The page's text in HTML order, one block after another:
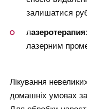
залишатися
лазеротерапия
лазерним
Лікування
домашніх умовах